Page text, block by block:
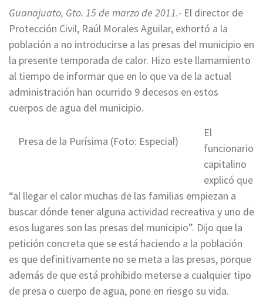
Guanajuato, Gto. 15 de marzo de 2011.- El director de
Protección Civil, Raúl Morales Aguilar, exhortó a la
población a no introducirse a las presas del municipio en
la presente temporada de calor. Hizo este llamamiento
al tiempo de informar que en lo que va de la actual
administración han ocurrido 9 decesos en estos
cuerpos de agua del municipio.
Presa de la Purísima (Foto: Especial)
El
funcionario
capitalino
explicó que
“al llegar el calor muchas de las familias empiezan a
buscar dónde tener alguna actividad recreativa y uno de
esos lugares son las presas del municipio”. Dijo que la
petición concreta que se está haciendo a la población
es que definitivamente no se meta a las presas, porque
además de que está prohibido meterse a cualquier tipo
de presa o cuerpo de agua, pone en riesgo su vida.